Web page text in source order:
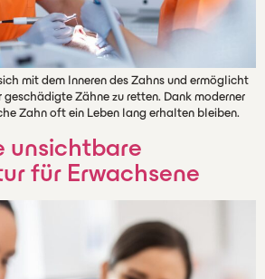
mit dem Inneren des Zahns und ermöglicht
geschädigte Zähne zu retten. Dank moderner
Zahn oft ein Leben lang erhalten bleiben.
unsichtbare
für Erwachsene